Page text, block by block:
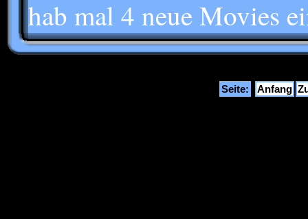
hab mal 4 neue Movies
Seite: Anfang